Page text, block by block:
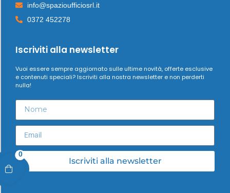
0
info@spazioufficiosrl.it
0372 452278
Iscriviti alla newsletter
Vuoi essere sempre aggiornato sulle ultime novità, offerte esclusive
e contenuti speciali? Iscriviti alla nostra newsletter e non perderti
nulla!
Iscriviti alla newsletter